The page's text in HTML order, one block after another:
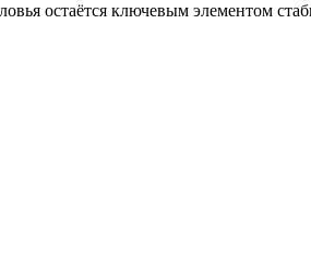
остаётся ключевым элементом